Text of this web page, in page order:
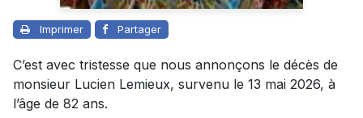
Imprimer Partager
C’est avec tristesse que nous annonçons le décès de
monsieur Lucien Lemieux, survenu le 13 mai 2026, à
l’âge de 82 ans.